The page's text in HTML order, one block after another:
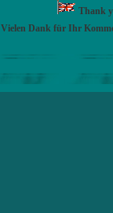
Thank
Vielen Dank für Ihr